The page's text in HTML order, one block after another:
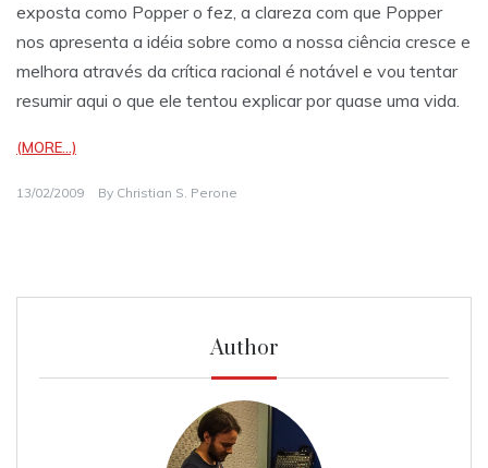
exposta como Popper o fez, a clareza com que Popper
nos apresenta a idéia sobre como a nossa ciência cresce e
melhora através da crítica racional é notável e vou tentar
resumir aqui o que ele tentou explicar por quase uma vida.
(MORE…)
13/02/2009 By Christian S. Perone
Author